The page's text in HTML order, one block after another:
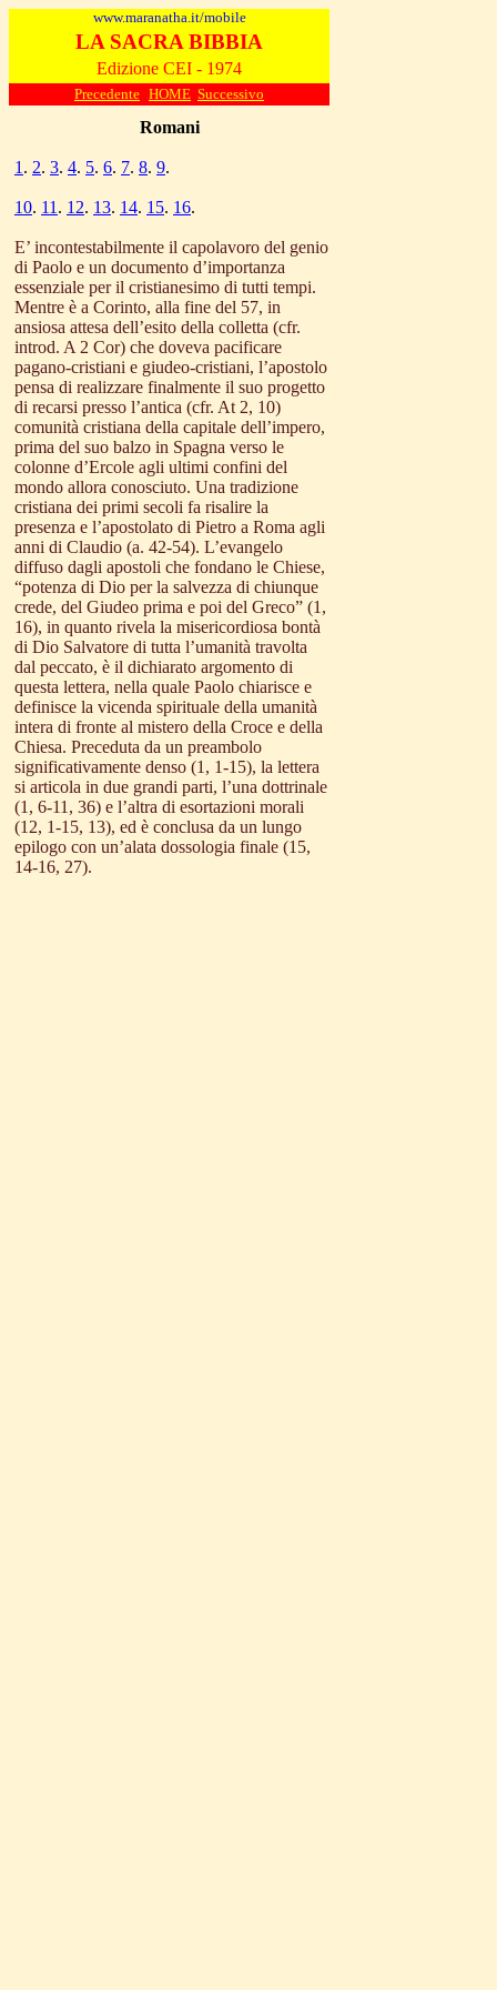
www.maranatha.it/mobile
LA SACRA BIBBIA
Edizione CEI - 1974
Precedente HOME Successivo
Romani
1 . 2. 3. 4. 5. 6. 7. 8. 9.
10. 11 . 12. 13. 14. 15. 16.
E’ incontestabilmente il capolavoro del genio
di Paolo e un documento d’importanza
essenziale per il cristianesimo di tutti tempi.
Mentre è a Corinto, alla fine del 57, in
ansiosa attesa dell’esito della colletta (cfr.
introd. A 2 Cor) che doveva pacificare
pagano-cristiani e giudeo-cristiani, l’apostolo
pensa di realizzare finalmente il suo progetto
di recarsi presso l’antica (cfr. At 2, 10)
comunità cristiana della capitale dell’impero,
prima del suo balzo in Spagna verso le
colonne d’Ercole agli ultimi confini del
mondo allora conosciuto. Una tradizione
cristiana dei primi secoli fa risalire la
presenza e l’apostolato di Pietro a Roma agli
anni di Claudio (a. 42-54). L’evangelo
diffuso dagli apostoli che fondano le Chiese,
“potenza di Dio per la salvezza di chiunque
crede, del Giudeo prima e poi del Greco” (1,
16), in quanto rivela la misericordiosa bontà
di Dio Salvatore di tutta l’umanità travolta
dal peccato, è il dichiarato argomento di
questa lettera, nella quale Paolo chiarisce e
definisce la vicenda spirituale della umanità
intera di fronte al mistero della Croce e della
Chiesa. Preceduta da un preambolo
significativamente denso (1, 1-15), la lettera
si articola in due grandi parti, l’una dottrinale
(1, 6-11, 36) e l’altra di esortazioni morali
(12, 1-15, 13), ed è conclusa da un lungo
epilogo con un’alata dossologia finale (15,
14-16, 27).